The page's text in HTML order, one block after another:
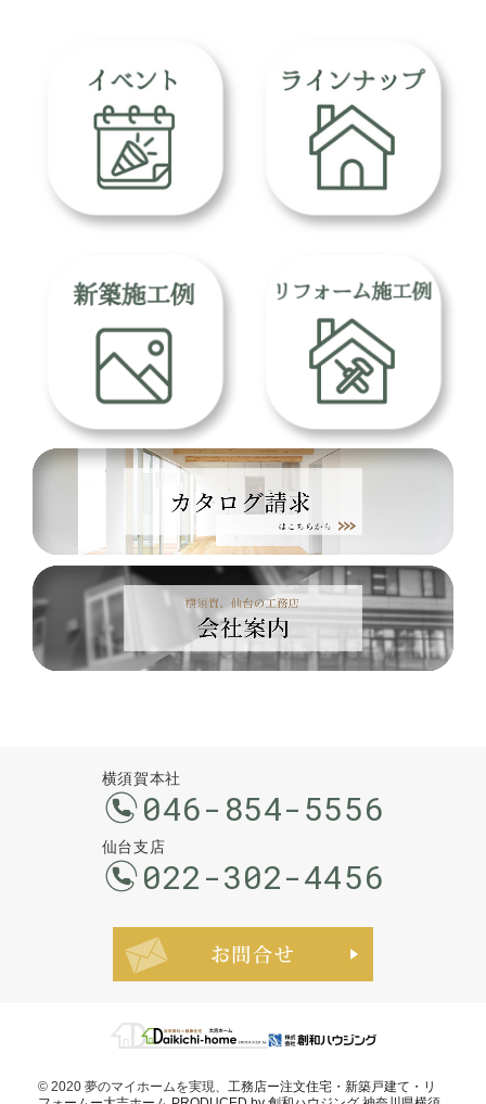
横須賀本社
046-854-5556
仙台支店
022-302-4456
© 2020 夢のマイホームを実現、 工務店ー注文住宅・新築戸建て・リ